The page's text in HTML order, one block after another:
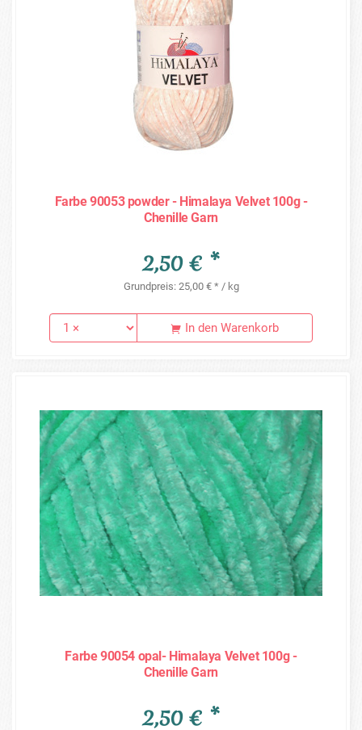
Farbe 90053 powder - Himalaya Velvet 100g -
Chenille Garn
2,50 € *
Grundpreis: 25,00 € * / kg
In den Warenkorb
Farbe 90054 opal- Himalaya Velvet 100g -
Chenille Garn
2,50 € *